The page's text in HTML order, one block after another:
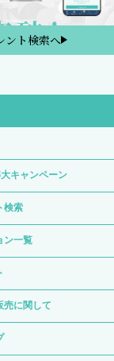
ント検索へ
キャンペーン
検索
ン一覧
売に関して